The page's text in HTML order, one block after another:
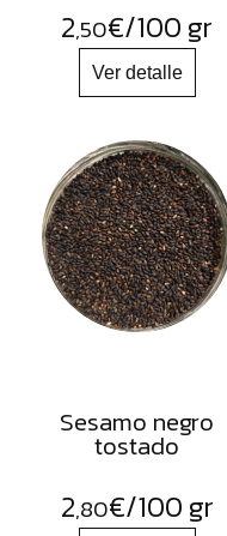
2,50€/100 gr
Sesamo negro
tostado
2,80€/100 gr